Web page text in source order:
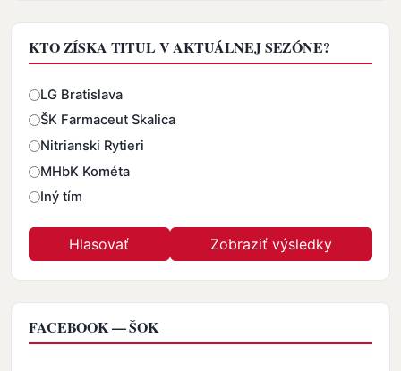
KTO ZÍSKA TITUL V AKTUÁLNEJ SEZÓNE?
Odpovede
LG Bratislava
ŠK Farmaceut Skalica
Nitrianski Rytieri
MHbK Kométa
Iný tím
FACEBOOK — ŠOK